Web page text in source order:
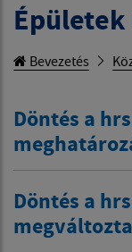
Bevezetés
Döntés a
Döntés a